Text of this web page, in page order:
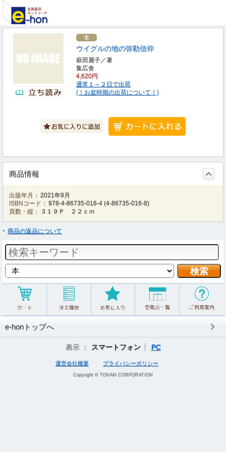
ウイグルの地の弥勒信仰
萩田麗子／著
集広舎
4,620円
通常１～２日で出荷
(！お盆時期の出荷について！)
商品情報
出版年月： 2021年9月
ISBNコード： 978-4-86735-016-4 (4-86735-016-8)
頁数・縦：
３１９Ｐ ２２ｃｍ
商品の返品について
e-honトップへ
表示 ： スマートフォン PC
運営会社概要 プライバシーポリシー
Copyright © TOHAN CORPORATION